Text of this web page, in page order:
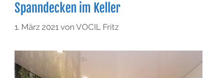
Spanndecken im Keller
1. März 2021 von VOCIL Fritz